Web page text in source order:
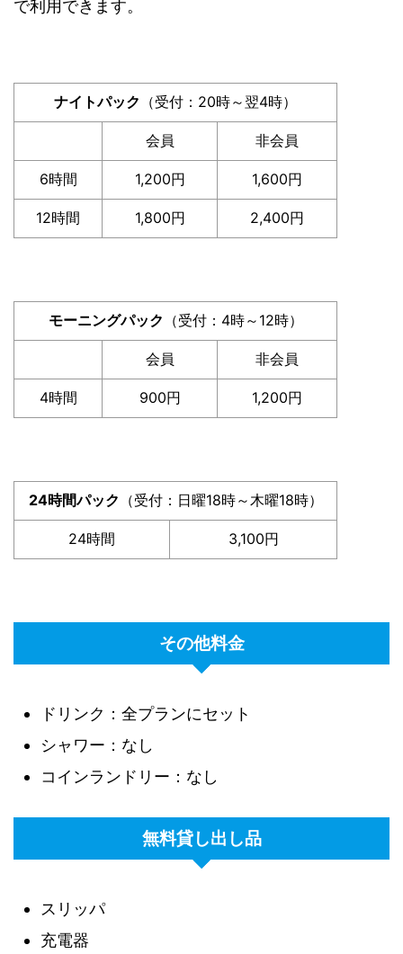
で利用できます。
ナイトパック （受付：20時～翌4時）
会員 非会員
6時間 1,200円 1,600円
12時間 1,800円 2,400円
モーニングパック （受付：4時～12時）
会員 非会員
4時間 900円 1,200円
24時間パック （受付：日曜18時～木曜18時）
24時間 3,100円
その他料金
ドリンク：全プランにセット
シャワー：なし
コインランドリー：なし
無料貸し出し品
スリッパ
充電器